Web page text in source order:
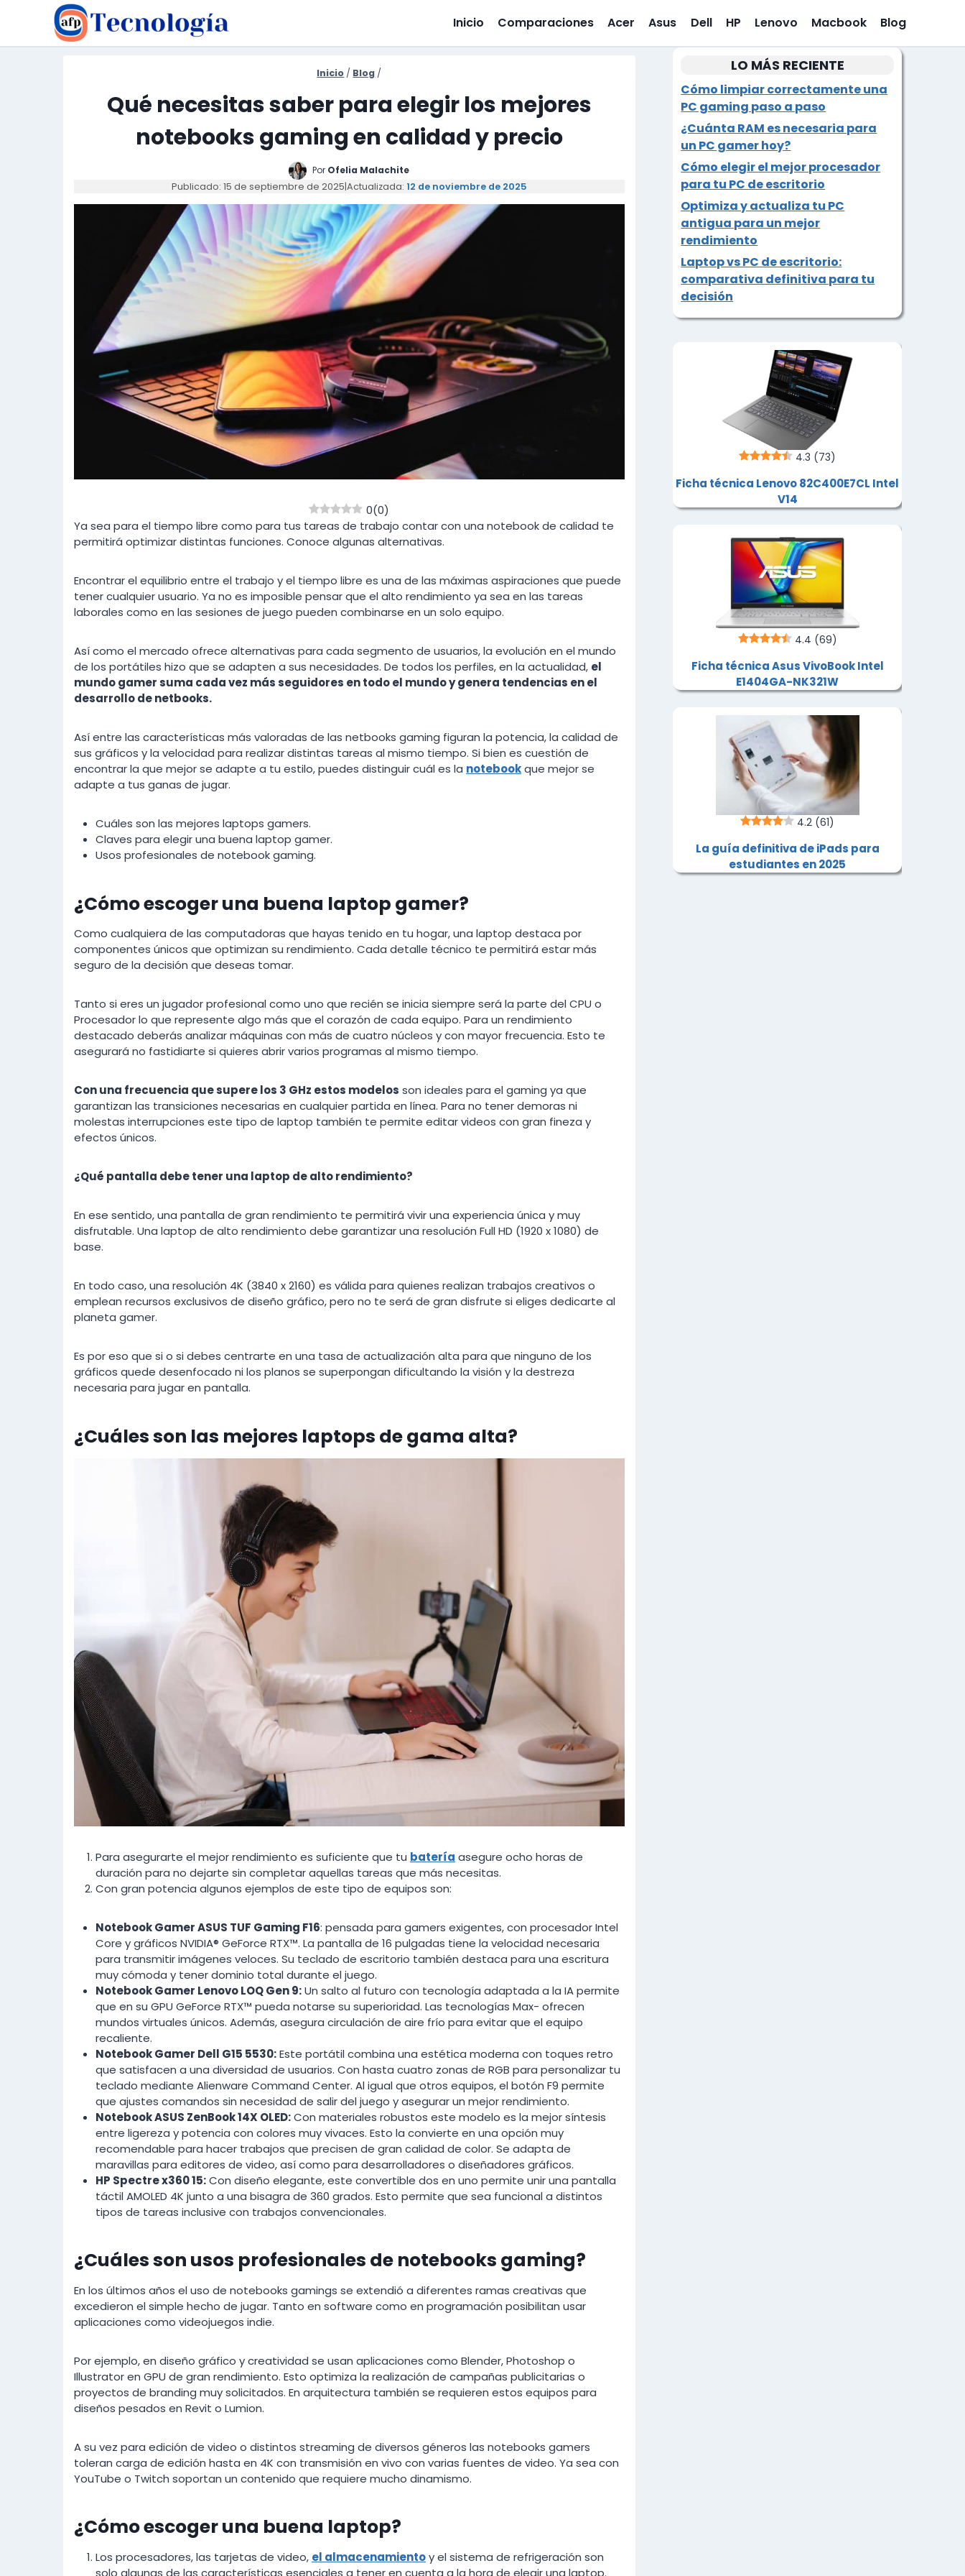
contenido
Inicio Comparaciones Acer Asus Dell HP Lenovo Macbook Blog
Inicio / Blog /
Qué necesitas saber para elegir los mejores
notebooks gaming en calidad y precio
Por Ofelia Malachite
Publicado: 15 de septiembre de 2025|Actualizada: 12 de noviembre de 2025
0(0)
Ya sea para el tiempo libre como para tus tareas de trabajo contar con una notebook de calidad te
permitirá optimizar distintas funciones. Conoce algunas alternativas.
Encontrar el equilibrio entre el trabajo y el tiempo libre es una de las máximas aspiraciones que puede
tener cualquier usuario. Ya no es imposible pensar que el alto rendimiento ya sea en las tareas
laborales como en las sesiones de juego pueden combinarse en un solo equipo.
Así como el mercado ofrece alternativas para cada segmento de usuarios, la evolución en el mundo
de los portátiles hizo que se adapten a sus necesidades. De todos los perfiles, en la actualidad, el
mundo gamer suma cada vez más seguidores en todo el mundo y genera tendencias en el
desarrollo de netbooks.
Así entre las características más valoradas de las netbooks gaming figuran la potencia, la calidad de
sus gráficos y la velocidad para realizar distintas tareas al mismo tiempo. Si bien es cuestión de
encontrar la que mejor se adapte a tu estilo, puedes distinguir cuál es la notebookque mejor se
adapte a tus ganas de jugar.
Cuáles son las mejores laptops gamers.
Claves para elegir una buena laptop gamer.
Usos profesionales de notebook gaming.
¿Cómo escoger una buena laptop gamer?
Como cualquiera de las computadoras que hayas tenido en tu hogar, una laptop destaca por
componentes únicos que optimizan su rendimiento. Cada detalle técnico te permitirá estar más
seguro de la decisión que deseas tomar.
Tanto si eres un jugador profesional como uno que recién se inicia siempre será la parte del CPU o
Procesador lo que represente algo más que el corazón de cada equipo. Para un rendimiento
destacado deberás analizar máquinas con más de cuatro núcleos y con mayor frecuencia. Esto te
asegurará no fastidiarte si quieres abrir varios programas al mismo tiempo.
Con una frecuencia que supere los 3 GHz estos modelos son ideales para el gaming ya que
garantizan las transiciones necesarias en cualquier partida en línea. Para no tener demoras ni
molestas interrupciones este tipo de laptop también te permite editar videos con gran fineza y
efectos únicos.
¿Qué pantalla debe tener una laptop de alto rendimiento?
En ese sentido, una pantalla de gran rendimiento te permitirá vivir una experiencia única y muy
disfrutable. Una laptop de alto rendimiento debe garantizar una resolución Full HD (1920 x 1080) de
base.
En todo caso, una resolución 4K (3840 x 2160) es válida para quienes realizan trabajos creativos o
emplean recursos exclusivos de diseño gráfico, pero no te será de gran disfrute si eliges dedicarte al
planeta gamer.
Es por eso que si o si debes centrarte en una tasa de actualización alta para que ninguno de los
gráficos quede desenfocado ni los planos se superpongan dificultando la visión y la destreza
necesaria para jugar en pantalla.
¿Cuáles son las mejores laptops de gama alta?
Para asegurarte el mejor rendimiento es suficiente que tu batería asegure ocho horas de
duración para no dejarte sin completar aquellas tareas que más necesitas.
Con gran potencia algunos ejemplos de este tipo de equipos son:
Notebook Gamer ASUS TUF Gaming F16: pensada para gamers exigentes, con procesador Intel
Core y gráficos NVIDIA® GeForce RTX™. La pantalla de 16 pulgadas tiene la velocidad necesaria
para transmitir imágenes veloces. Su teclado de escritorio también destaca para una escritura
muy cómoda y tener dominio total durante el juego.
Notebook Gamer Lenovo LOQ Gen 9:Un salto al futuro con tecnología adaptada a la IA permite
que en su GPU GeForce RTX™ pueda notarse su superioridad. Las tecnologías Max- ofrecen
mundos virtuales únicos. Además, asegura circulación de aire frío para evitar que el equipo
recaliente.
Notebook Gamer Dell G15 5530:Este portátil combina una estética moderna con toques retro
que satisfacen a una diversidad de usuarios. Con hasta cuatro zonas de RGB para personalizar tu
teclado mediante Alienware Command Center. Al igual que otros equipos, el botón F9 permite
que ajustes comandos sin necesidad de salir del juego y asegurar un mejor rendimiento.
Notebook ASUS ZenBook 14X OLED:Con materiales robustos este modelo es la mejor síntesis
entre ligereza y potencia con colores muy vivaces. Esto la convierte en una opción muy
recomendable para hacer trabajos que precisen de gran calidad de color. Se adapta de
maravillas para editores de video, así como para desarrolladores o diseñadores gráficos.
HP Spectre x360 15:Con diseño elegante, este convertible dos en uno permite unir una pantalla
táctil AMOLED 4K junto a una bisagra de 360 grados. Esto permite que sea funcional a distintos
tipos de tareas inclusive con trabajos convencionales.
¿Cuáles son usos profesionales de notebooks gaming?
En los últimos años el uso de notebooks gamings se extendió a diferentes ramas creativas que
excedieron el simple hecho de jugar. Tanto en software como en programación posibilitan usar
aplicaciones como videojuegos indie.
Por ejemplo, en diseño gráfico y creatividad se usan aplicaciones como Blender, Photoshop o
Illustrator en GPU de gran rendimiento. Esto optimiza la realización de campañas publicitarias o
proyectos de branding muy solicitados. En arquitectura también se requieren estos equipos para
diseños pesados en Revit o Lumion.
A su vez para edición de video o distintos streaming de diversos géneros las notebooks gamers
toleran carga de edición hasta en 4K con transmisión en vivo con varias fuentes de video. Ya sea con
YouTube o Twitch soportan un contenido que requiere mucho dinamismo.
¿Cómo escoger una buena laptop?
Los procesadores, las tarjetas de video, el almacenamientoy el sistema de refrigeración son
solo algunas de las características esenciales a tener en cuenta a la hora de elegir una laptop.
LO MÁS RECIENTE
Cómo limpiar correctamente una
PC gaming paso a paso
¿Cuánta RAM es necesaria para
un PC gamer hoy?
Cómo elegir el mejor procesador
para tu PC de escritorio
Optimiza y actualiza tu PC
antigua para un mejor
rendimiento
Laptop vs PC de escritorio:
comparativa definitiva para tu
decisión
4.3 (73)
Ficha técnica Lenovo 82C400E7CL Intel
V14
4.4 (69)
Ficha técnica Asus VivoBook Intel
E1404GA-NK321W
4.2 (61)
La guía definitiva de iPads para
estudiantes en 2025